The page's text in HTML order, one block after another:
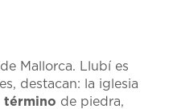
Mallorca. Llubí es
destacan: la iglesia
término de piedra,